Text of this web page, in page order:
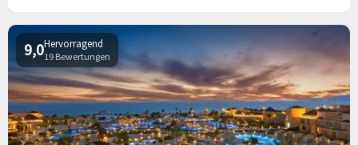
Hervorragend
19 Bewertungen
9,0